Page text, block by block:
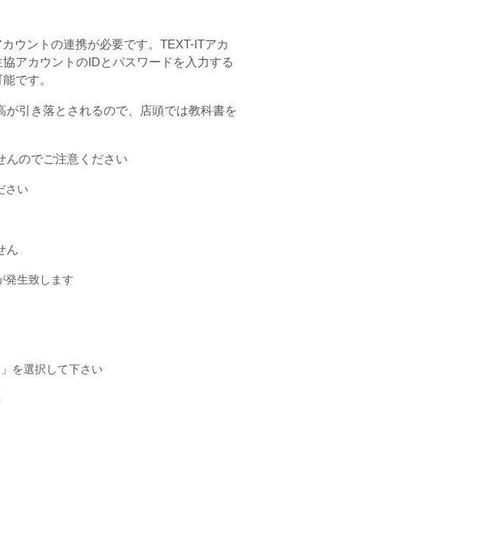
カウントの連携が必要です。 TEXT-ITアカ
アカウントのIDとパスワードを入力する
です。
が引き落とされるので、店頭では教科書を
んのでご注意ください
さい
ん
発生致します
を選択して下さい